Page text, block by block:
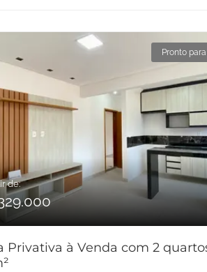
Pronto
de:
Privativa à Venda com 2